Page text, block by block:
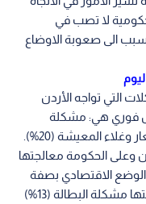
لا تصب في
(24%)، فيما عزا (24%) السبب الى صعوبة الاوضاع
التي تواجه الأردن
فوري هي: مشكلة
وعلى الحكومة معالجتها
الاقتصادي بصفة
عامة سلم هذه الأولويات بنسبة (52%)، تلتها مشكلة البطالة (13%)